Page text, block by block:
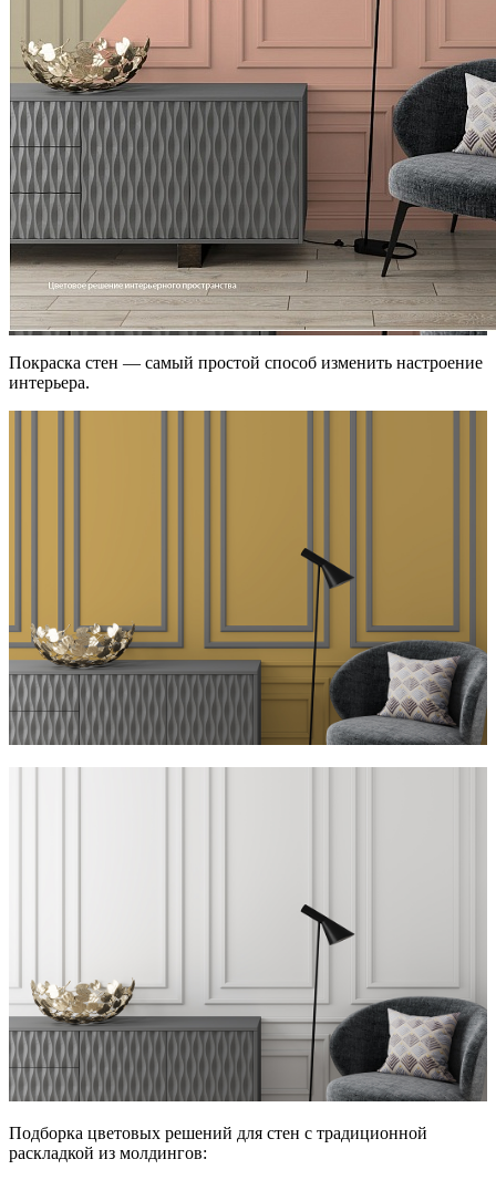
Покраска стен — самый простой способ изменить настроение
интерьера.
Подборка цветовых решений для стен с традиционной
раскладкой из молдингов: